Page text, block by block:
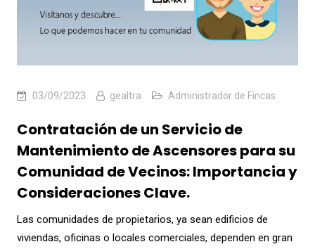
03/09/2023 gealtra Administrador de Fincas
Contratación de un Servicio de
Mantenimiento de Ascensores para su
Comunidad de Vecinos: Importancia y
Consideraciones Clave.
Las comunidades de propietarios, ya sean edificios de
viviendas, oficinas o locales comerciales, dependen en gran